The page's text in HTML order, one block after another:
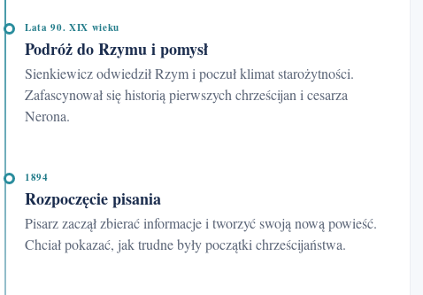
Lata 90. XIX wieku
Podróż do Rzymu i pomysł
Sienkiewicz odwiedził Rzym i poczuł klimat starożytności.
Zafascynował się historią pierwszych chrześcijan i cesarza
Nerona.
1894
Rozpoczęcie pisania
Pisarz zaczął zbierać informacje i tworzyć swoją nową powieść.
Chciał pokazać, jak trudne były początki chrześcijaństwa.